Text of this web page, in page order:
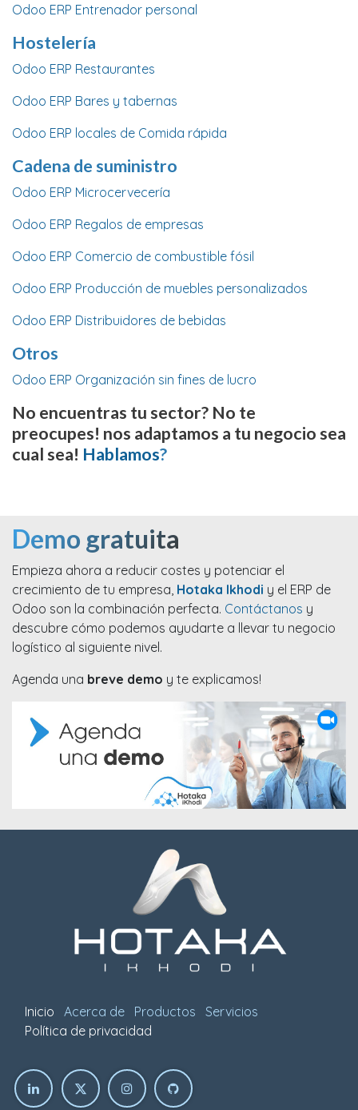
Odoo ERP Entrenador personal
Hostelería
Odoo ERP Restaurantes
Odoo ERP Bares y tabernas
Odoo ERP locales de Comida rápida
Cadena de suministro
Odoo ERP Microcervecería
Odoo ERP Regalos de empresas
Odoo ERP Comercio de combustible fósil
Odoo ERP Producción de muebles personalizados
Odoo ERP Distribuidores de bebidas
Otros
Odoo ERP Organización sin fines de lucro
No encuentras tu sector? No te
preocupes! nos adaptamos a tu negocio sea
cual sea! Hablamos?
Demo gratuita
Empieza ahora a reducir costes y potenciar el
crecimiento de tu empresa, Hotaka Ikhodi y el ERP de
Odoo son la combinación perfecta. Contáctanos y
descubre cómo podemos ayudarte a llevar tu negocio
logístico al siguiente nivel.
Agenda una breve demo y te explicamos!
Inicio Acerca de Productos
Servicios
Política de privacidad